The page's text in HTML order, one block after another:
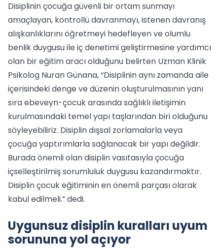
Disiplinin çocuğa güvenli bir ortam sunmayı
amaçlayan, kontrollü davranmayı, istenen davranış
alışkanlıklarını öğretmeyi hedefleyen ve olumlu
benlik duygusu ile iç denetimi geliştirmesine yardımcı
olan bir eğitim aracı olduğunu belirten Uzman Klinik
Psikolog Nuran Günana, “Disiplinin aynı zamanda aile
içerisindeki denge ve düzenin oluşturulmasının yanı
sıra ebeveyn-çocuk arasında sağlıklı iletişimin
kurulmasındaki temel yapı taşlarından biri olduğunu
söyleyebiliriz. Disiplin dışsal zorlamalarla veya
çocuğa yaptırımlarla sağlanacak bir yapı değildir.
Burada önemli olan disiplin vasıtasıyla çocuğa
içselleştirilmiş sorumluluk duygusu kazandırmaktır.
Disiplin çocuk eğitiminin en önemli parçası olarak
kabul edilmeli.” dedi.
Uygunsuz disiplin kuralları uyum
sorununa yol açıyor